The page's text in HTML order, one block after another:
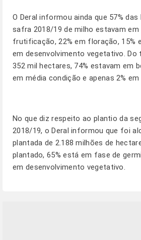
O Deral informou ainda que 57%
safra 2018/19 de milho estavam em
frutificação, 22% em floração, 15%
em desenvolvimento vegetativo. Do
352 mil hectares, 74% estavam em
em média condição e apenas 2%
No que diz respeito ao plantio da
2018/19, o Deral informou que foi
plantada de 2.188 milhões de
plantado, 65% está em fase de
em desenvolvimento vegetativo.